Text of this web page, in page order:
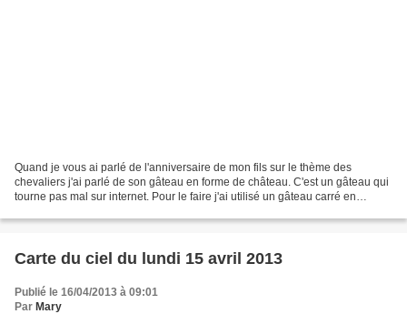
Quand je vous ai parlé de l'anniversaire de mon fils sur le thème des
chevaliers j'ai parlé de son gâteau en forme de château. C'est un gâteau qui
tourne pas mal sur internet. Pour le faire j'ai utilisé un gâteau carré en
Carte du ciel du lundi 15 avril 2013
Publié le 16/04/2013 à 09:01
Par Mary